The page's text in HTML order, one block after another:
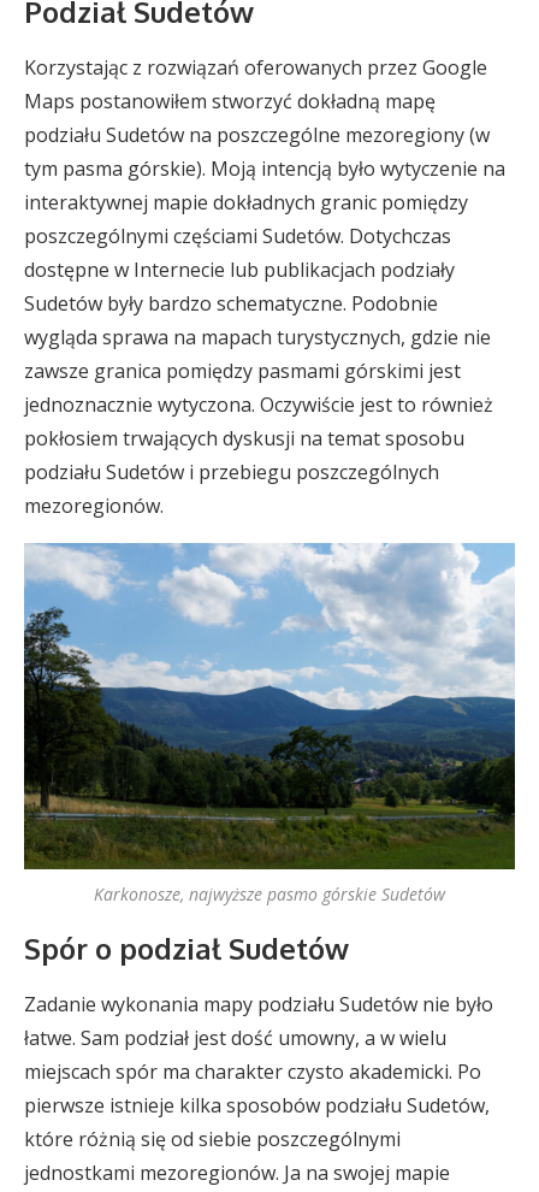
Podział Sudetów
Korzystając z rozwiązań oferowanych przez Google
Maps postanowiłem stworzyć dokładną mapę
podziału Sudetów na poszczególne mezoregiony (w
tym pasma górskie). Moją intencją było wytyczenie na
interaktywnej mapie dokładnych granic pomiędzy
poszczególnymi częściami Sudetów. Dotychczas
dostępne w Internecie lub publikacjach podziały
Sudetów były bardzo schematyczne. Podobnie
wygląda sprawa na mapach turystycznych, gdzie nie
zawsze granica pomiędzy pasmami górskimi jest
jednoznacznie wytyczona. Oczywiście jest to również
pokłosiem trwających dyskusji na temat sposobu
podziału Sudetów i przebiegu poszczególnych
mezoregionów.
Karkonosze, najwyższe pasmo górskie Sudetów
Spór o podział Sudetów
Zadanie wykonania mapy podziału Sudetów nie było
łatwe. Sam podział jest dość umowny, a w wielu
miejscach spór ma charakter czysto akademicki. Po
pierwsze istnieje kilka sposobów podziału Sudetów,
które różnią się od siebie poszczególnymi
jednostkami mezoregionów. Ja na swojej mapie